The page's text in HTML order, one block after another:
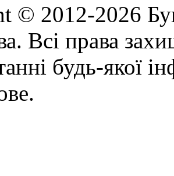
© 2012-2026
Всі права
будь-якої